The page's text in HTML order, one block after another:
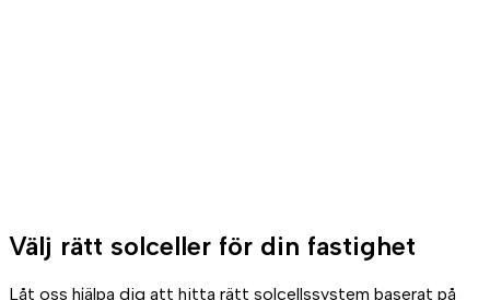
Välj rätt solceller för din fastighet
Låt oss hjälpa dig att hitta rätt solcellssystem baserat på